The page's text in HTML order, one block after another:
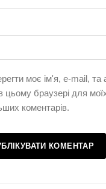
моє ім'я, e-mail, та
цьому браузері для
коментарів.